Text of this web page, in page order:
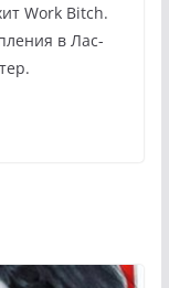
Work Bitch.
в Лас-